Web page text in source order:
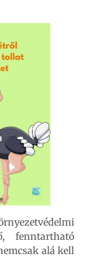
fenntartható
alá kell